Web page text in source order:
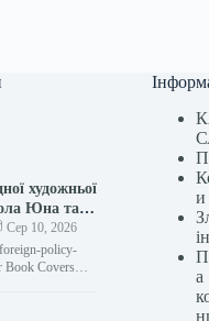
художньої
Юна та
Барретта
Сер 10, 2026
policy-
Book Covers
на тему
и
а